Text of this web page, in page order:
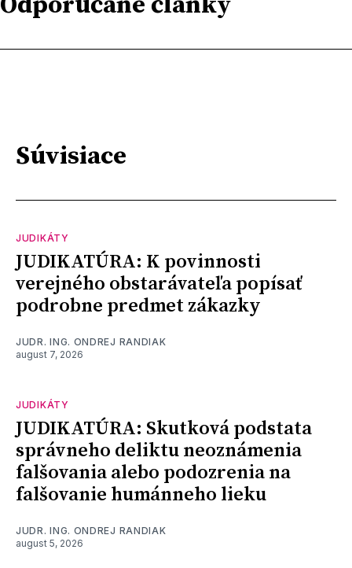
Súvisiace
JUDIKÁTY
JUDIKATÚRA: K povinnosti
verejného obstarávateľa popísať
podrobne predmet zákazky
JUDR. ING. ONDREJ RANDIAK
august 7, 2026
JUDIKÁTY
JUDIKATÚRA: Skutková podstata
správneho deliktu neoznámenia
falšovania alebo podozrenia na
falšovanie humánneho lieku
JUDR. ING. ONDREJ RANDIAK
august 5, 2026